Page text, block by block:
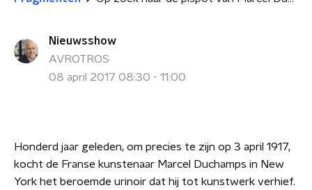
Nieuwsshow
AVROTROS
08 april 2017 08:30 - 11:00
Honderd jaar geleden, om precies te zijn op 3 april 1917,
kocht de Franse kunstenaar Marcel Duchamps in New
York het beroemde urinoir dat hij tot kunstwerk verhief.